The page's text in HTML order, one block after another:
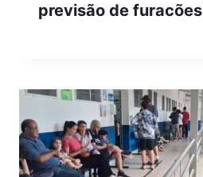
previsão de furacões